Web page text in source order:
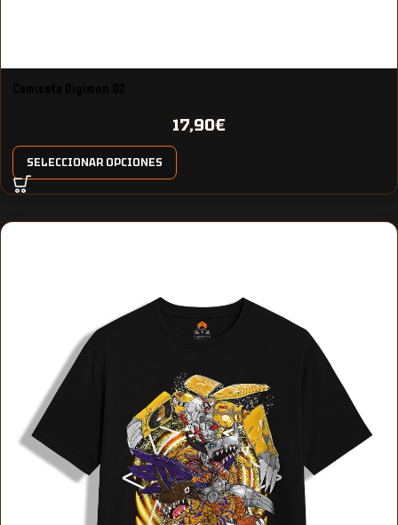
17,90€
SELECCIONAR OPCIONES